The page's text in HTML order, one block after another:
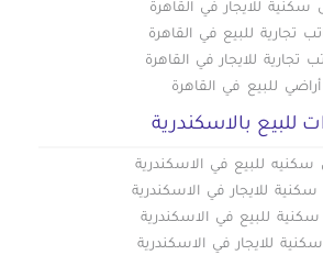
سكنية للايجار في القاهرة
تجارية للبيع في القاهرة
تجارية للايجار في القاهرة
أراضي للبيع في القاهرة
للبيع بالاسكندرية
للبيع في الاسكندرية
للايجار في الاسكندرية
للبيع في الاسكندرية
للايجار في الاسكندرية